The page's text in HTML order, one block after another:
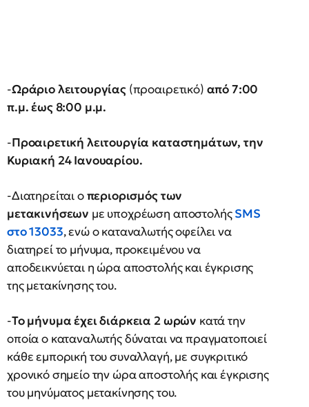
-Ωράριο λειτουργίας (προαιρετικό) από 7:00
π.μ. έως 8:00 μ.μ.
-Προαιρετική λειτουργία καταστημάτων, την
Κυριακή 24 Ιανουαρίου.
-Διατηρείται οπεριορισμός των
μετακινήσεων με υποχρέωση αποστολήςSMS
στο 13033, ενώ ο καταναλωτής οφείλει να
διατηρεί το μήνυμα, προκειμένου να
αποδεικνύεται η ώρα αποστολής και έγκρισης
της μετακίνησης του.
-Το μήνυμα έχει διάρκεια 2 ωρών κατά την
οποία ο καταναλωτής δύναται να πραγματοποιεί
κάθε εμπορική του συναλλαγή, με συγκριτικό
χρονικό σημείο την ώρα αποστολής και έγκρισης
του μηνύματος μετακίνησης του.